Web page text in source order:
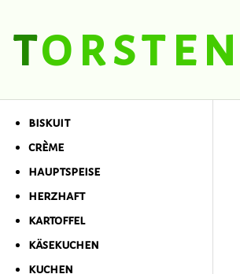
torsten
torsten
t egel
biskuit
crème
hauptspeise
herzhaft
kartoffel
käsekuchen
kuchen